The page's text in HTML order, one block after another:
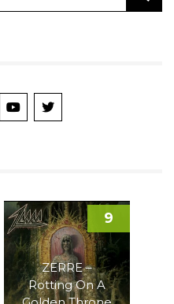
ZERRE –
Rotting On A
9